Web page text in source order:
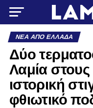
ΝΈΑ ΑΠΌ ΕΛΛΆΔΑ
Δύο
Λαμία
ιστορική
φθιωτικό